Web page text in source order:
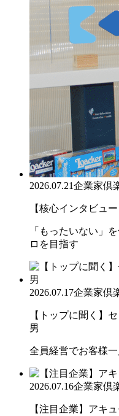
2026.07.21企業家倶
【核心インタビュ
「もったいない」
ロを目指す
2026.07.17企業家倶
【トップに聞く
男
全員経営でお客様
2026.07.16企業家倶
【注目企業】アキ